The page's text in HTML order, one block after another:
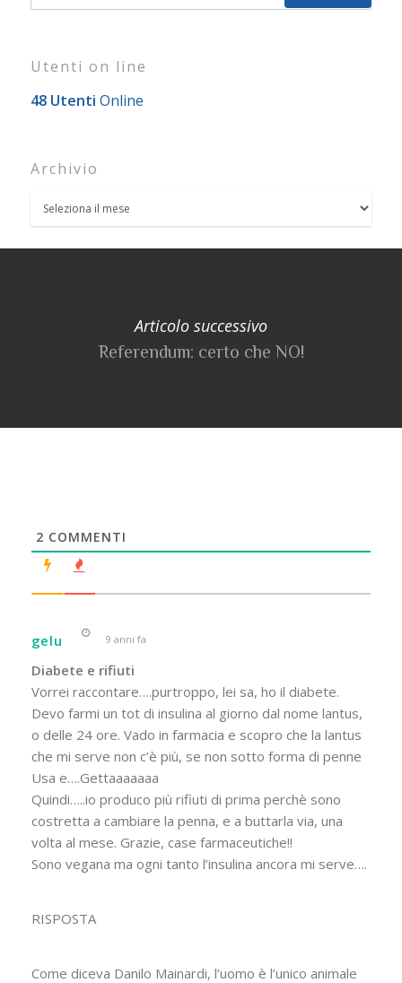
Utenti on line
48 Utenti Online
Archivio
Articolo successivo
Referendum: certo che NO!
2 COMMENTI
gelu 9 anni fa
Diabete e rifiuti
Vorrei raccontare….purtroppo, lei sa, ho il diabete.
Devo farmi un tot di insulina al giorno dal nome lantus,
o delle 24 ore. Vado in farmacia e scopro che la lantus
che mi serve non c’è più, se non sotto forma di penne
Usa e….Gettaaaaaaa
Quindi…..io produco più rifiuti di prima perchè sono
costretta a cambiare la penna, e a buttarla via, una
volta al mese. Grazie, case farmaceutiche!!
Sono vegana ma ogni tanto l’insulina ancora mi serve….
RISPOSTA
Come diceva Danilo Mainardi, l’uomo è l’unico animale